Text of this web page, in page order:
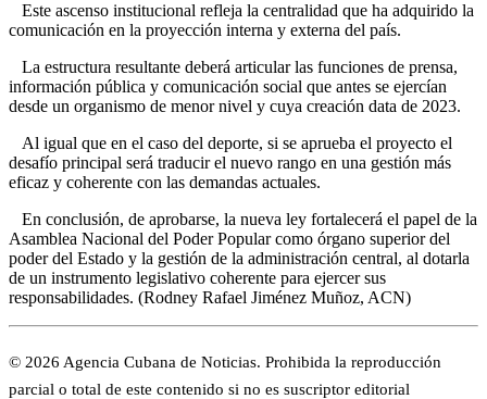
Este ascenso institucional refleja la centralidad que ha adquirido la
comunicación en la proyección interna y externa del país.
La estructura resultante deberá articular las funciones de prensa,
información pública y comunicación social que antes se ejercían
desde un organismo de menor nivel y cuya creación data de 2023.
Al igual que en el caso del deporte, si se aprueba el proyecto el
desafío principal será traducir el nuevo rango en una gestión más
eficaz y coherente con las demandas actuales.
En conclusión, de aprobarse, la nueva ley fortalecerá el papel de la
Asamblea Nacional del Poder Popular como órgano superior del
poder del Estado y la gestión de la administración central, al dotarla
de un instrumento legislativo coherente para ejercer sus
responsabilidades. (Rodney Rafael Jiménez Muñoz, ACN)
© 2026 Agencia Cubana de Noticias. Prohibida la reproducción
parcial o total de este contenido si no es suscriptor editorial